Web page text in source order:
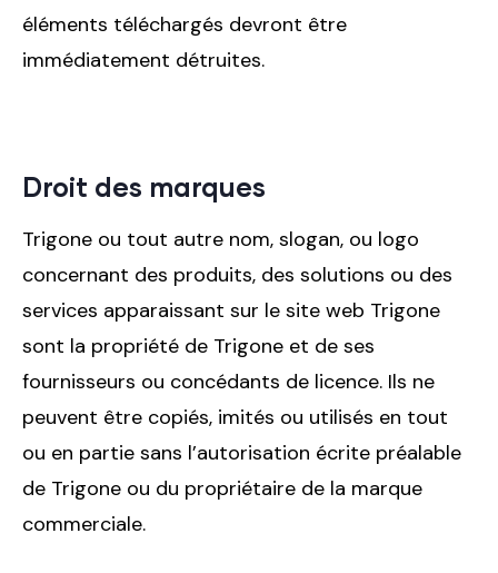
éléments téléchargés devront être
immédiatement détruites.
Droit des marques
Trigone ou tout autre nom, slogan, ou logo
concernant des produits, des solutions ou des
services apparaissant sur le site web Trigone
sont la propriété de Trigone et de ses
fournisseurs ou concédants de licence. Ils ne
peuvent être copiés, imités ou utilisés en tout
ou en partie sans l’autorisation écrite préalable
de Trigone ou du propriétaire de la marque
commerciale.